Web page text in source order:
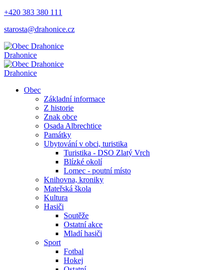
+420 383 380 111
starosta@drahonice.cz
Drahonice
Drahonice
Obec
Základní informace
Z historie
Znak obce
Osada Albrechtice
Památky
Ubytování v obci, turistika
Turistika - DSO Zlatý Vrch
Blízké okolí
Lomec - poutní místo
Knihovna, kroniky
Mateřská škola
Kultura
Hasiči
Soutěže
Ostatní akce
Mladí hasiči
Sport
Fotbal
Hokej